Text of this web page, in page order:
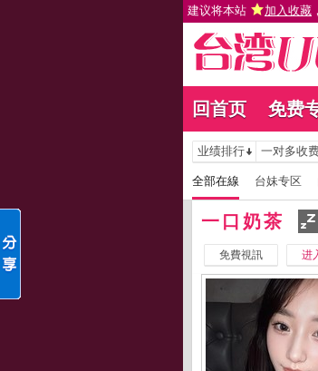
建议将本站 加入收藏
回首页 免费
业绩排行 一对多收
全部在線 台妹专区
一口奶茶
免費視訊 进